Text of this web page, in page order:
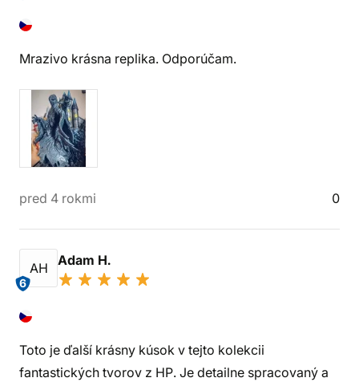
Mrazivo krásna replika. Odporúčam.
pred 4 rokmi 0
AH
6
Adam H.
Toto je ďalší krásny kúsok v tejto kolekcii
fantastických tvorov z HP. Je detailne spracovaný a